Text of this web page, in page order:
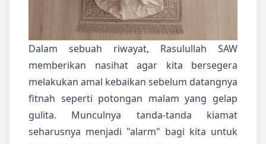
Dalam sebuah riwayat, Rasulullah SAW
memberikan nasihat agar kita bersegera
melakukan amal kebaikan sebelum datangnya
fitnah seperti potongan malam yang gelap
gulita. Munculnya tanda-tanda kiamat
seharusnya menjadi "alarm" bagi kita untuk